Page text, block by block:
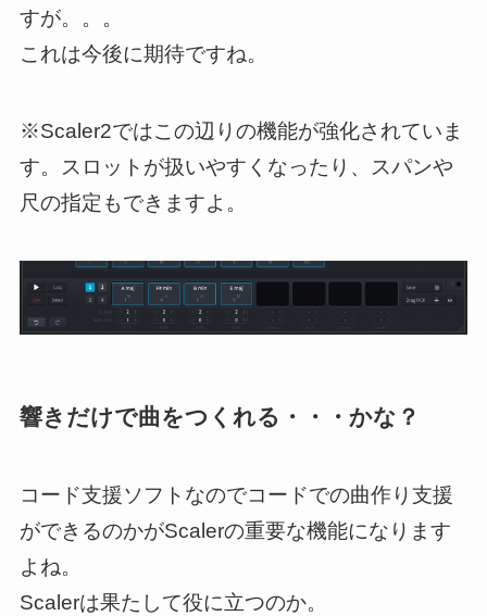
すが。。。
これは今後に期待ですね。
※Scaler2ではこの辺りの機能が強化されていま
す。スロットが扱いやすくなったり、スパンや
尺の指定もできますよ。
響きだけで曲をつくれる・・・かな？
コード支援ソフトなのでコードでの曲作り支援
ができるのかがScalerの重要な機能になります
よね。
Scalerは果たして役に立つのか。